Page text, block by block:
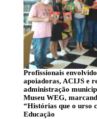
Profissionais
apoiadoras, ACIJS e
administração
Museu WEG,
“Histórias que o urso
Educação